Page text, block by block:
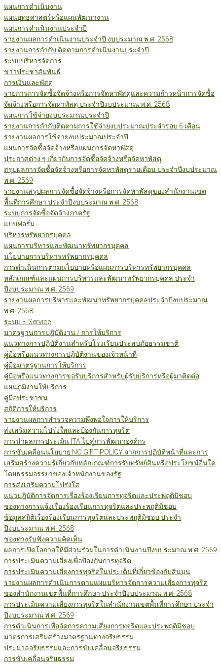
แผนการดำเนินงาน
แผนยุทธศาสตร์หรือแผนพัฒนางาน
แผนการดำเนินงานประจำปี
รายงานผลการดำเนินงานประจำปี งบประมาณ พ.ศ. 2568
รายงานการกำกับ ติดตามการดำเนินงานประจำปี
ระบบบริหารจัดการ
ข่าวประชาสัมพันธ์
การเงินและพัสดุ
รายการการจัดซื้อจัดจ้างหรือการจัดหาพัสดุและความก้าวหน้าการจัดซื้อ
จัดจ้างหรือการจัดหาพัสดุ ประจำปีงบประมาณ พ.ศ. 2568
แผนการใช้จ่ายงบประมาณประจำปี
รายงานการกำกับติดตามการใช้จ่ายงบประมาณประจำรอบ 6 เดือน
รายงานผลการใช้จ่ายงบประมาณประจำปี
แผนการจัดซื้อจัดจ้างหรือแผนการจัดหาพัสดุ
ประกาศต่าง ๆ เกี่ยวกับการจัดซื้อจัดจ้างหรือจัดหาพัสดุ
สรุปผลการจัดซื้อจัดจ้างหรือการจัดหาพัสดุรายเดือน ประจำปีงบประมาณ
พ.ศ. 2569
รายงานสรุปผลการจัดซื้อจัดจ้างหรือการจัดหาพัสดุของสำนักงานเขต
พื้นที่การศึกษา ประจำปีงบประมาณ พ.ศ. 2568
ระบบการจัดซื้อจัดจ้างภาครัฐ
แบบฟอร์ม
บริหารทรัพยากรบุคคล
แผนการบริหารและพัฒนาทรัพยากรบุคคล
นโยบายการบริหารทรัพยากรบุคคล
การดำเนินการตามนโยบายหรือแผนการบริหารทรัพยากรบุคคล
หลักเกณฑ์และแผนการบริหารและพัฒนาทรัพยากรบุคคล ประจำ
ปีงบประมาณ พ.ศ. 2569
รายงานผลการบริหารและพัฒนาทรัพยากรบุคคลประจำปีงบประมาณ
พ.ศ. 2568
ระบบ E-Service
มาตรฐานการปฏิบัติงาน / การให้บริการ
แนวทางการปฏิบัติงานสำหรับโรงเรียนประสบภัยธรรมชาติ
คู่มือหรือแนวทางการปฏิบัติงานของเจ้าหน้าที่
คู่มือมาตรฐานการให้บริการ
คู่มือหรือแนวทางการขอรับบริการสำหรับผู้รับบริการหรือผู้มาติดต่อ
แผนภูมิงานให้บริการ
คู่มือประชาชน
สถิติการให้บริการ
รายงานผลการสำรวจความพึงพอใจการให้บริการ
ส่งเสริมความโปร่งใสและป้องกันการทุจริต
การนำผลการประเมิน ITA ไปสู่การพัฒนาองค์กร
การขับเคลื่อนนโยบาย NO GIFT POLICY จากการปฏิบัติหน้าที่และการ
เสริมสร้างความรู้เกี่ยวกับหลักเกณฑ์การรับทรัพย์สินหรือประโยชน์อื่นใด
โดยธรรมจรรยาของเจ้าหนักงานของรัฐ
การส่งเสริมความโปร่งใส
แนวปฏิบัติการจัดการเรื่องร้องเรียนการทุจริตและประพฤติมิชอบ
ช่องทางการแจ้งเรื่องร้องเรียนการทุจริตและประพฤติมิชอบ
ข้อมูลสถิติเรื่องร้องเรียนการทุจริตและประพฤติมิชอบ ประจำ
ปีงบประมาณ พ.ศ. 2568
ช่องทางรับฟังความคิดเห็น
ผลการเปิดโอกาสให้มีส่วนร่วมในการดำเนินงานปีงบประมาณ พ.ศ. 2569
การประเมินความเสี่ยงเพื่อป้องกันการทุจริต
การประเมินความเสี่ยงการทุจริตในประเด็นที่เกี่ยวข้องกับสินบน
รายงานผลการดำเนินการตามแผนบริหารจัดการความเสี่ยงการทุจริต
ของสำนักงานเขตพื้นที่การศึกษา ประจำปีงบประมาณ พ.ศ. 2568
การประเมินความเสี่ยงการทุจริตในสำนักงานเขตพื้นที่การศึกษา ประจำ
ปีงบประมาณ พ.ศ. 2569
การดำเนินการเพื่อจัดการความเสี่ยงการทุจริตและประพฤติมิชอบ
มาตรการเสริมสร้างมาตรฐานทางจริยธรรม
ประมวลจริยธรรมและการขับเคลื่อนจริยธรรม
การขับเคลื่อนจริยธรรม